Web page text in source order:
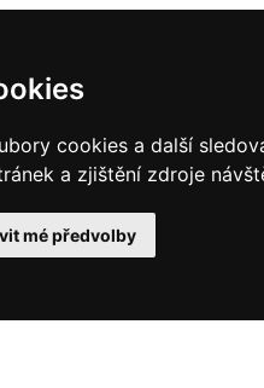
cookies a další
a zjištění zdroje
mé předvolby